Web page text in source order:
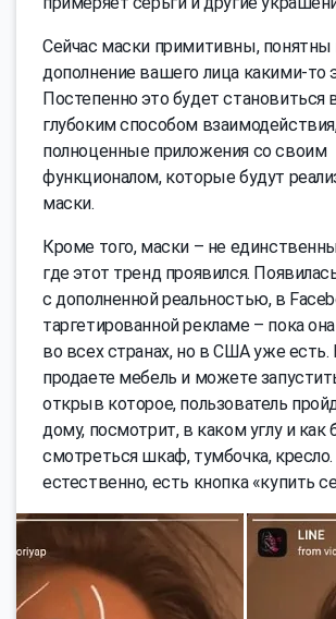
Сейчас маски примитивны,
дополнение вашего лица какими-то
Постепенно это будет становиться
глубоким способом
полноценные приложения со своим
функционалом, которые будут
маски.
Кроме того, маски – не
где этот тренд проявился.
с дополненной реальностью, в
таргетированной рекламе – пока
во всех странах, но в США уже
продаете мебель и можете
открыв которое, пользователь
дому, посмотрит, в каком углу и как
смотреться шкаф, тумбочка,
естественно, есть кнопка «купить